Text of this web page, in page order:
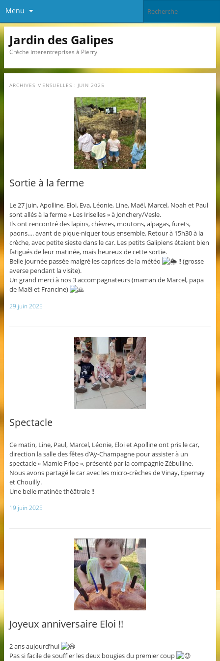
Menu
Jardin des Galipes
Crèche interentreprises à Pierry
ARCHIVES MENSUELLES : JUIN 2025
Sortie à la ferme
Le 27 juin, Apolline, Eloi, Eva, Léonie, Line, Maël, Marcel, Noah et Paul
sont allés à la ferme « Les Iriselles » à Jonchery/Vesle.
Ils ont rencontré des lapins, chèvres, moutons, alpagas, furets,
paons…. avant de pique-niquer tous ensemble. Retour à 15h30 à la
crèche, avec petite sieste dans le car. Les petits Galipiens étaient bien
fatigués de leur matinée, mais heureux de cette sortie.
Belle journée passée malgré les caprices de la météo
!! (grosse
averse pendant la visite).
Un grand merci à nos 3 accompagnateurs (maman de Marcel, papa
de Maël et Francine)
29 juin 2025
Spectacle
Ce matin, Line, Paul, Marcel, Léonie, Eloi et Apolline ont pris le car,
direction la salle des fêtes d’Aÿ-Champagne pour assister à un
spectacle « Mamie Fripe », présenté par la compagnie Zébulline.
Nous avons partagé le car avec les micro-crèches de Vinay, Epernay
et Chouilly.
Une belle matinée théâtrale !!
19 juin 2025
Joyeux anniversaire Eloi !!
2 ans aujourd’hui
Pas si facile de souffler les deux bougies du premier coup